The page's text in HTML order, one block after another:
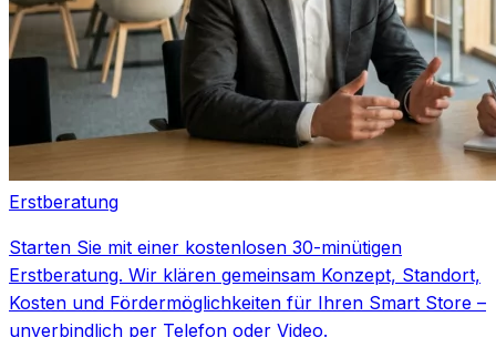
Erstberatung
Starten Sie mit einer kostenlosen 30-minütigen
Erstberatung. Wir klären gemeinsam Konzept, Standort,
Kosten und Fördermöglichkeiten für Ihren Smart Store –
unverbindlich per Telefon oder Video.